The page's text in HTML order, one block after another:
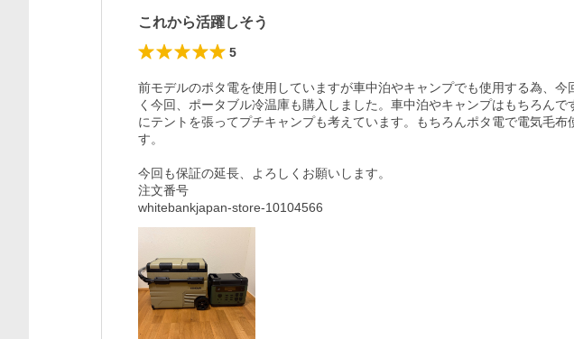
これから活躍しそう
5
前モデルのポタ電を使用していますが車中泊やキャンプでも使用する為、今
く今回、ポータブル冷温庫も購入しました。車中泊やキャンプはもちろん
にテントを張ってプチキャンプも考えています。もちろんポタ電で電気毛布
す。
今回も保証の延長、よろしくお願いします。
注文番号
whitebankjapan-store-10104566